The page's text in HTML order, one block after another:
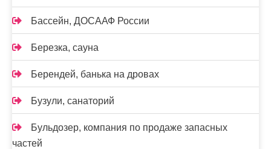
Бассейн, ДОСААФ России
Березка, сауна
Берендей, банька на дровах
Бузули, санаторий
Бульдозер, компания по продаже запасных
частей